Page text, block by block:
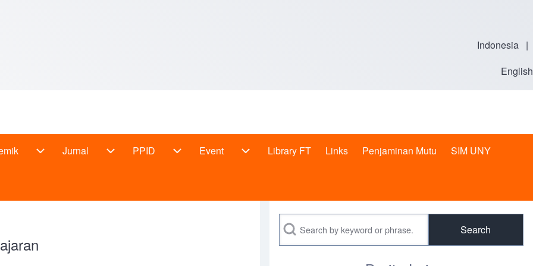
Indonesia |
English
Jurnal PPID Event
Event sub-navigation
Library FT Links Penjaminan Mutu SIM UNY
Search